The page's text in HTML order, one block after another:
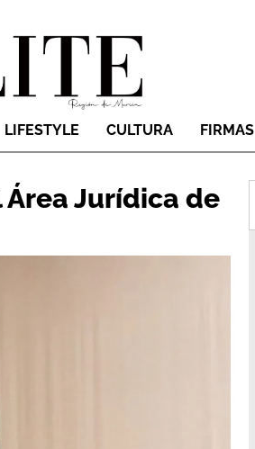
LIFESTYLE CULTURA FIRMAS
Jurídica de